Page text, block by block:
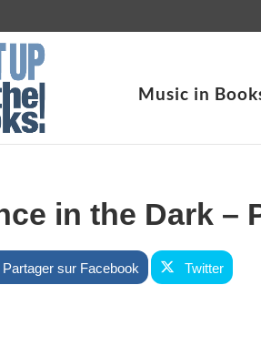
Music in
in the Dark –
Partager sur Facebook Twitter